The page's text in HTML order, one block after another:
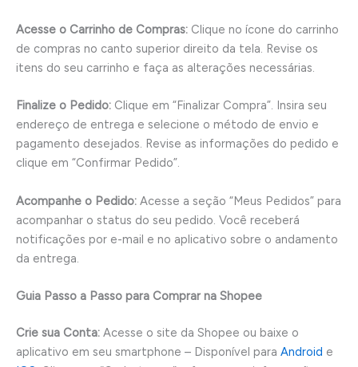
Acesse o Carrinho de Compras: Clique no ícone do carrinho
de compras no canto superior direito da tela. Revise os
itens do seu carrinho e faça as alterações necessárias.
Finalize o Pedido: Clique em “Finalizar Compra”. Insira seu
endereço de entrega e selecione o método de envio e
pagamento desejados. Revise as informações do pedido e
clique em “Confirmar Pedido”.
Acompanhe o Pedido: Acesse a seção “Meus Pedidos” para
acompanhar o status do seu pedido. Você receberá
notificações por e-mail e no aplicativo sobre o andamento
da entrega.
Guia Passo a Passo para Comprar na Shopee
Crie sua Conta: Acesse o site da Shopee ou baixe o
aplicativo em seu smartphone – Disponível para Android e